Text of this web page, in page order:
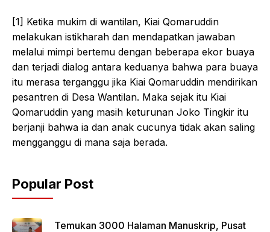
[1] Ketika mukim di wantilan, Kiai Qomaruddin
melakukan istikharah dan mendapatkan jawaban
melalui mimpi bertemu dengan beberapa ekor buaya
dan terjadi dialog antara keduanya bahwa para buaya
itu merasa terganggu jika Kiai Qomaruddin mendirikan
pesantren di Desa Wantilan. Maka sejak itu Kiai
Qomaruddin yang masih keturunan Joko Tingkir itu
berjanji bahwa ia dan anak cucunya tidak akan saling
mengganggu di mana saja berada.
Popular Post
Temukan 3000 Halaman Manuskrip, Pusat